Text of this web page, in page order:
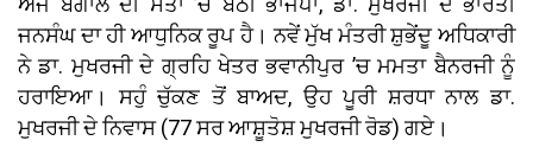
ਜਨਸੰਘ ਦਾ ਹੀ ਆਧੁਨਿਕ ਰੂਪ ਹੈ। ਨਵੇਂ ਮੁੱਖ ਮੰਤਰੀ ਸ਼ੁਭੇਂਦੂ ਅਧਿਕਾਰੀ
ਨੇ ਡਾ. ਮੁਖਰਜੀ ਦੇ ਗ੍ਰਹਿ ਖੇਤਰ ਭਵਾਨੀਪੁਰ ’ਚ ਮਮਤਾ ਬੈਨਰਜੀ ਨੂੰ
ਹਰਾਇਆ। ਸਹੁੰ ਚੁੱਕਣ ਤੋਂ ਬਾਅਦ, ਉਹ ਪੂਰੀ ਸ਼ਰਧਾ ਨਾਲ ਡਾ.
ਮੁਖਰਜੀ ਦੇ ਨਿਵਾਸ (77 ਸਰ ਆਸ਼ੂਤੋਸ਼ ਮੁਖਰਜੀ ਰੋਡ) ਗਏ।